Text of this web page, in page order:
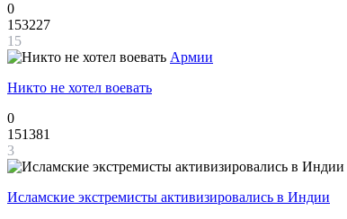
0
153227
15
Армии
Никто не хотел воевать
0
151381
3
Исламские экстремисты активизировались в Индии